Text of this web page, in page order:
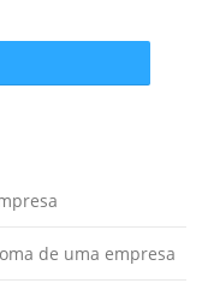
de uma empresa